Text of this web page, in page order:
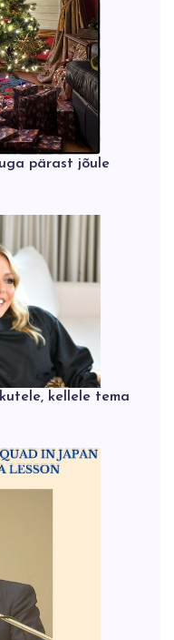
pärast jõule
kellele tema